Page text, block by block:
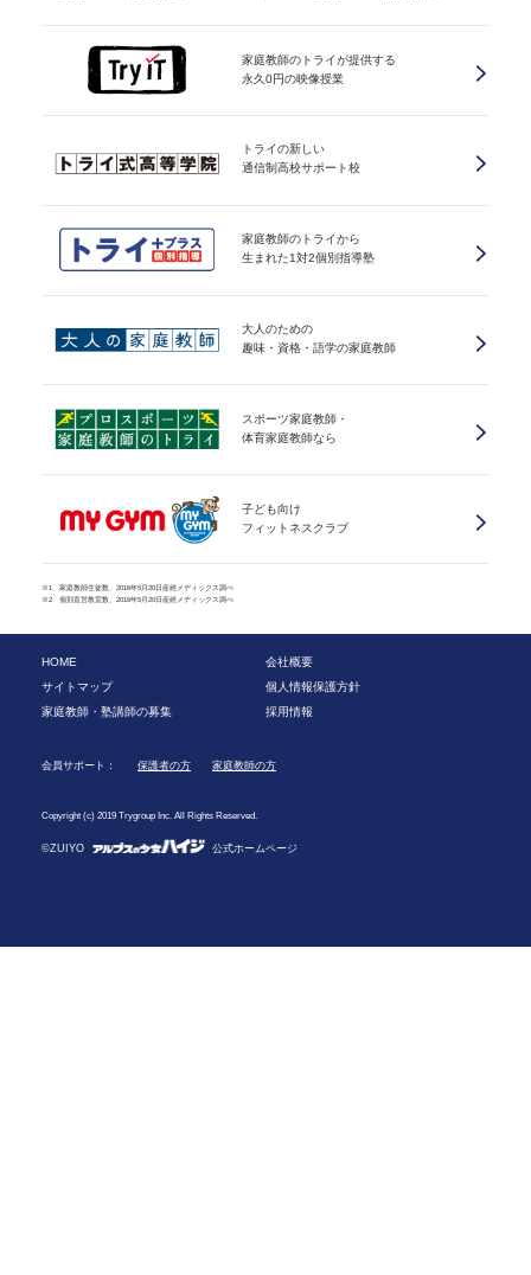
家庭教師のトライが提供する
永久0円の映像授業
トライの新しい
通信制高校サポート校
家庭教師のトライから
生まれた1対2個別指導塾
大人のための
趣味・資格・語学の家庭教師
スポーツ家庭教師・
体育家庭教師なら
子ども向け
フィットネスクラブ
※1 家庭教師生徒数、2016年5月20日産經メディックス調べ
※2 個別直営教室数、2016年5月20日産經メディックス調べ
HOME
会社概要
サイトマップ
個人情報保護方針
家庭教師・塾講師の募集
採用情報
会員サポート： 保護者の方 家庭教師の方
Copyright (c) 2019 Trygroup Inc. All Rights Reserved.
©ZUIYO 公式ホームページ